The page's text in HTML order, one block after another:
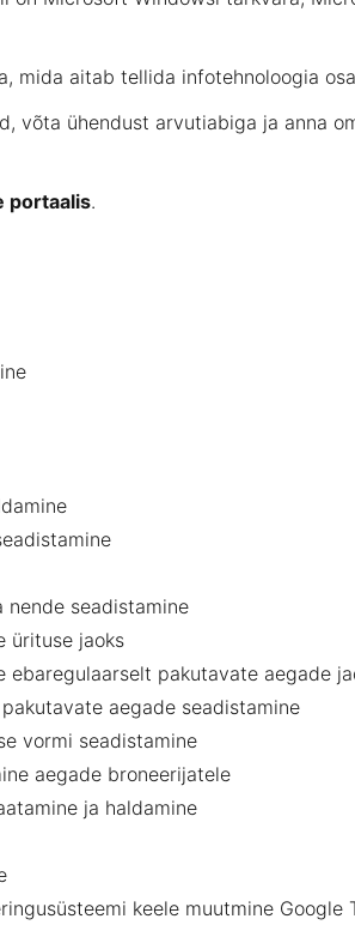
mida aitab tellida infotehnoloogia
võta ühendust arvutiabiga ja anna
portaalis.
nende seadistamine
ürituse jaoks
ebaregulaarselt pakutavate aegade
aegade seadistamine
vormi seadistamine
aegade broneerijatele
ja haldamine
keele muutmine Google